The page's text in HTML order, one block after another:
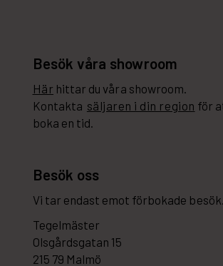
Besök våra showroom
Här hittar du våra showroom.
Kontakta säljaren i din region för
boka en tid.
Besök oss
Vi tar endast emot förbokade besök.
Tegelmäster
Olsgårdsgatan 15
215 79 Malmö